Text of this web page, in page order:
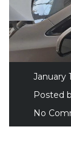
January
Posted
No